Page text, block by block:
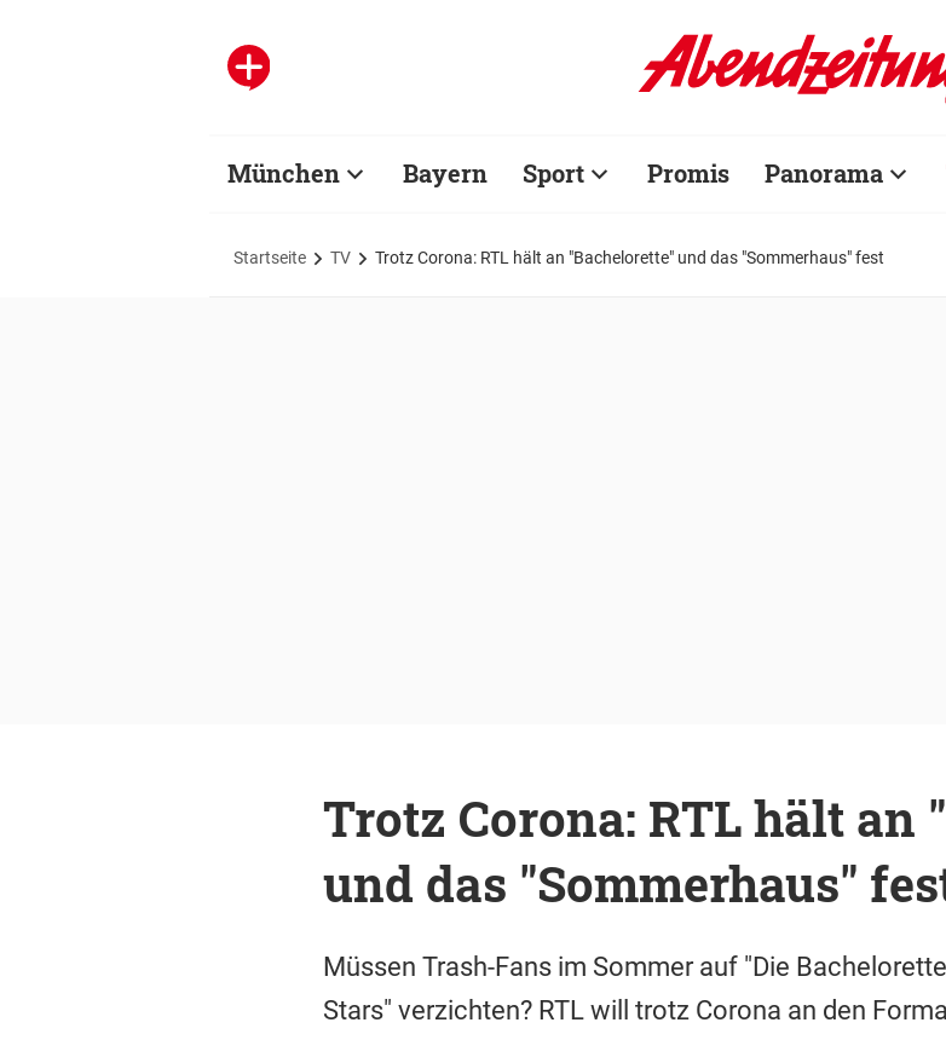
München Bayern Sport Promis Panorama
Startseite TV Trotz Corona: RTL hält an "Bachelorette" und das "Sommerhaus" fest
Trotz Corona: RTL hält an
und das "Sommerhaus"
Müssen Trash-Fans im Sommer auf "Die
Stars" verzichten? RTL will trotz Corona an den